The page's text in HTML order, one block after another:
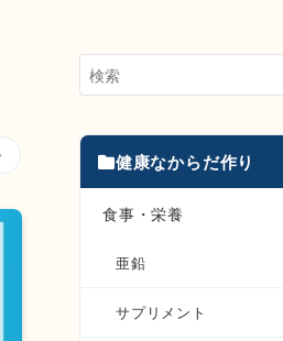
健康なからだ作り
食事・栄養
亜鉛
サプリメント